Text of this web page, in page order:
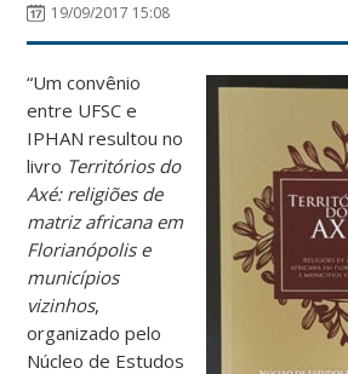
19/09/2017 15:08
“Um convênio
entre UFSC e
IPHAN resultou no
livro Territórios do
Axé: religiões de
matriz africana em
Florianópolis e
municípios
vizinhos,
organizado pelo
Núcleo de Estudos